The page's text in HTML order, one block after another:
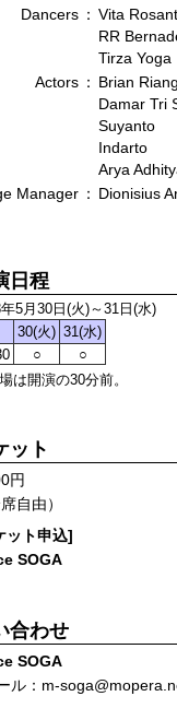
Dancers ： Vita
RR
Tirza Yoga
Actors ： Brian
Damar Tri
Suyanto
Indarto
Arya
Manager ： Dionisius
日程
5月30日(火)～31日(水)
30(火) 31(水)
○
○
は開演の30分前。
ット
円
席自由）
ット申込]
SOGA
合わせ
SOGA
ル：m-